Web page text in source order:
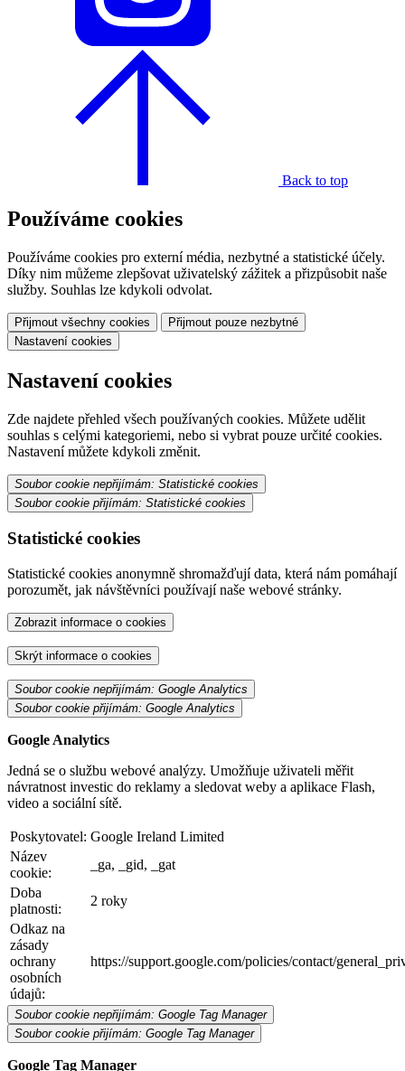
Back to top
Používáme cookies
Používáme cookies pro externí média, nezbytné a statistické účely.
Díky nim můžeme zlepšovat uživatelský zážitek a přizpůsobit naše
služby. Souhlas lze kdykoli odvolat.
Přijmout všechny cookies
Přijmout pouze nezbytné
Nastavení cookies
Nastavení cookies
Zde najdete přehled všech používaných cookies. Můžete udělit
souhlas s celými kategoriemi, nebo si vybrat pouze určité cookies.
Nastavení můžete kdykoli změnit.
Soubor cookie nepřijímám: Statistické cookies
Soubor cookie přijímám: Statistické cookies
Statistické cookies
Statistické cookies anonymně shromažďují data, která nám pomáhají
porozumět, jak návštěvníci používají naše webové stránky.
Zobrazit informace o cookies
Skrýt informace o cookies
Soubor cookie nepřijímám: Google Analytics
Soubor cookie přijímám: Google Analytics
Google Analytics
Jedná se o službu webové analýzy. Umožňuje uživateli měřit
návratnost investic do reklamy a sledovat weby a aplikace Flash,
video a sociální sítě.
Poskytovatel: Google Ireland Limited
Název
cookie:
_ga, _gid, _gat
Doba
platnosti:
2 roky
Odkaz na
zásady
ochrany
osobních
údajů:
https://support.google.com/policies/contact/
Soubor cookie nepřijímám: Google Tag Manager
Soubor cookie přijímám: Google Tag Manager
Google Tag Manager